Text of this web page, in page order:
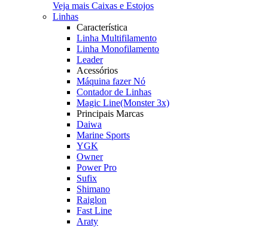
Veja mais Caixas e Estojos
Linhas
Característica
Linha Multifilamento
Linha Monofilamento
Leader
Acessórios
Máquina fazer Nó
Contador de Linhas
Magic Line(Monster 3x)
Principais Marcas
Daiwa
Marine Sports
YGK
Owner
Power Pro
Sufix
Shimano
Raiglon
Fast Line
Araty